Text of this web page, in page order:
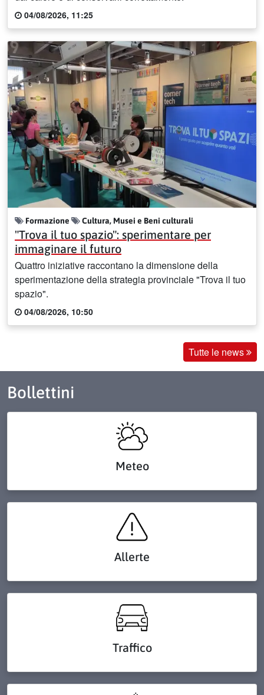
04/08/2026, 11:25
Formazione Cultura, Musei e Beni culturali
"Trova il tuo spazio": sperimentare per
immaginare il futuro
Quattro iniziative raccontano la dimensione della
sperimentazione della strategia provinciale "Trova il tuo
spazio".
04/08/2026, 10:50
Tutte le news
Bollettini
Meteo
Allerte
Traffico